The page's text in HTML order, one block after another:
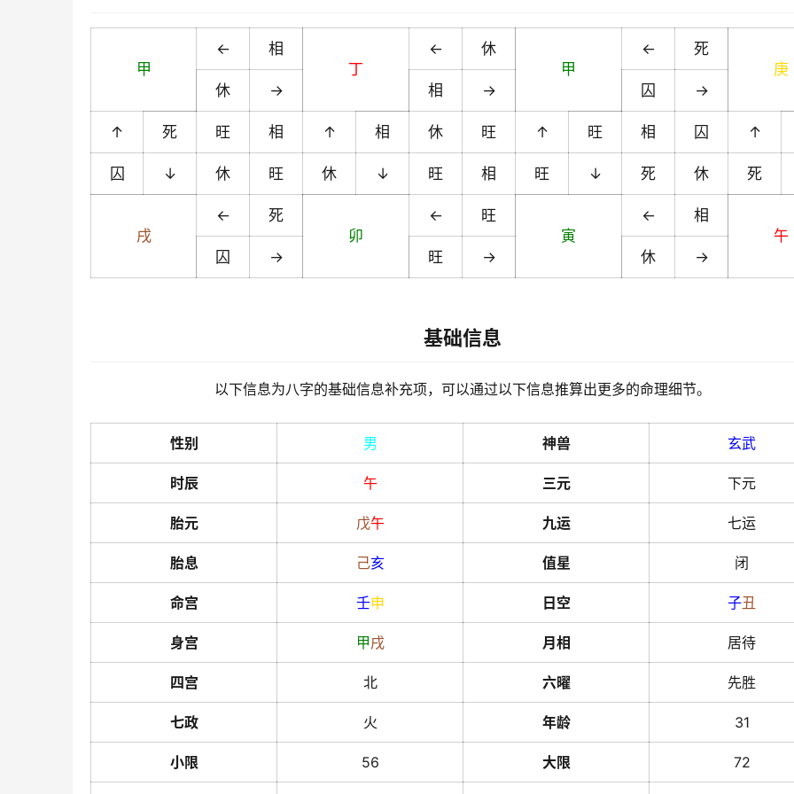
甲
←
相
丁
←
休
甲
←
死
庚
休
→ 相 → 囚 →
↑ 死 旺 相 ↑ 相 休 旺 ↑ 旺 相 囚 ↑
囚 ↓ 休 旺 休 ↓ 旺 相 旺 ↓ 死 休 死
戌
←
死
卯
←
旺
寅
←
相
午
囚
→ 旺 → 休 →
基础信息
以下信息为八字的基础信息补充项，可以通过以下信息推算出更多的命理细节。
性别 男 神兽 玄武
时辰 午 三元 下元
胎元 戊午 九运 七运
胎息 己亥 值星 闭
命宫 壬申 日空 子丑
身宫 甲戌 月相 居待
四宫 北 六曜 先胜
七政 火 年龄 31
小限 56 大限 72